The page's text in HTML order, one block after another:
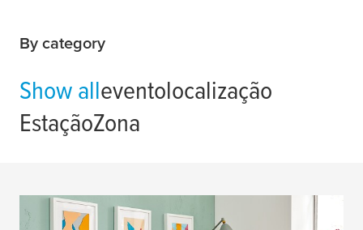
By category
Show alleventolocalização
EstaçãoZona